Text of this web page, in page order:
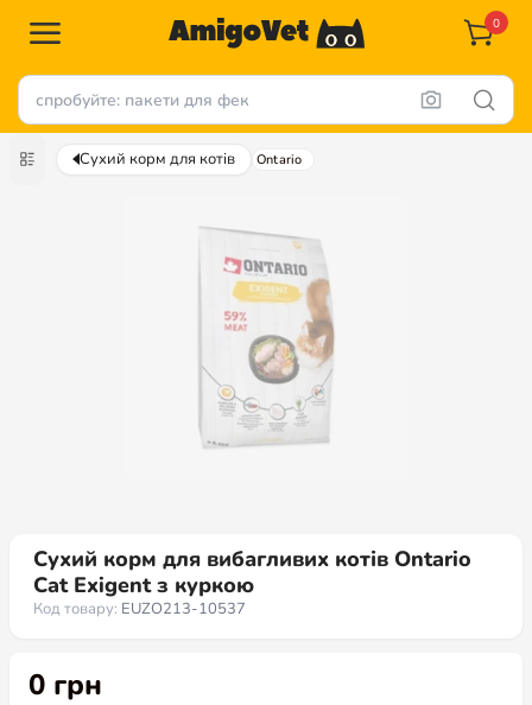
0
Сухий корм для котів Ontario
Сухий корм для вибагливих котів Ontario
Cat Exigent з куркою
Код товару: EUZO213-10537
0 грн